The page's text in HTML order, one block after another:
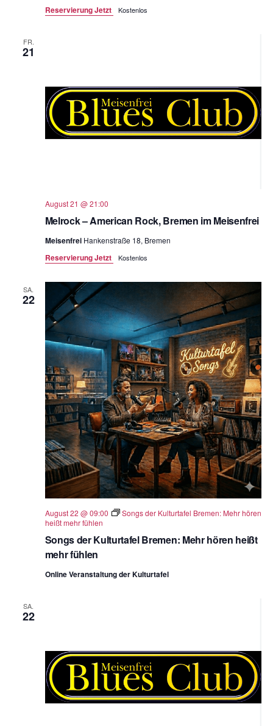
Reservierung Jetzt Kostenlos
FR.
21
Melrock – American Rock, Bremen im Meisenfrei
August 21 @ 21:00
Meisenfrei Hankenstraße 18, Bremen
Reservierung Jetzt Kostenlos
SA.
22
Songs der Kulturtafel Bremen: Mehr hören heißt
mehr fühlen
August 22 @ 09:00
Songs der Kulturtafel Bremen: Mehr hören
heißt mehr fühlen
Online Veranstaltung der Kulturtafel
SA.
22